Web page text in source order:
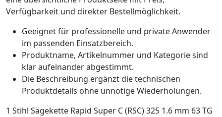
Verfügbarkeit und direkter Bestellmöglichkeit.
Geeignet für professionelle und private Anwender
im passenden Einsatzbereich.
Produktname, Artikelnummer und Kategorie sind
klar aufeinander abgestimmt.
Die Beschreibung ergänzt die technischen
Produktdetails ohne unnötige Wiederholungen.
1 Stihl Sägekette Rapid Super C (RSC) 325 1.6 mm 63 TG